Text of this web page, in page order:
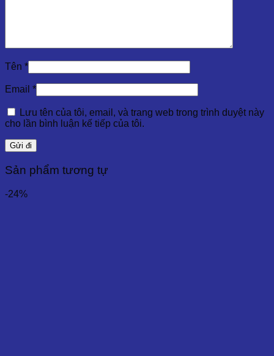
Tên *
Email *
Lưu tên của tôi, email, và trang web trong trình duyệt này
cho lần bình luận kế tiếp của tôi.
Sản phẩm tương tự
-24%